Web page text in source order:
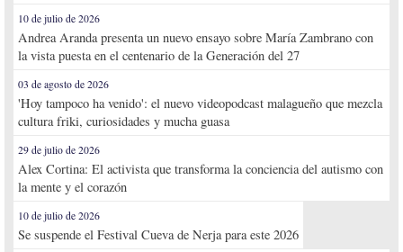
10 de julio de 2026
Andrea Aranda presenta un nuevo ensayo sobre María Zambrano con
la vista puesta en el centenario de la Generación del 27
03 de agosto de 2026
'Hoy tampoco ha venido': el nuevo videopodcast malagueño que mezcla
cultura friki, curiosidades y mucha guasa
29 de julio de 2026
Alex Cortina: El activista que transforma la conciencia del autismo con
la mente y el corazón
10 de julio de 2026
Se suspende el Festival Cueva de Nerja para este 2026